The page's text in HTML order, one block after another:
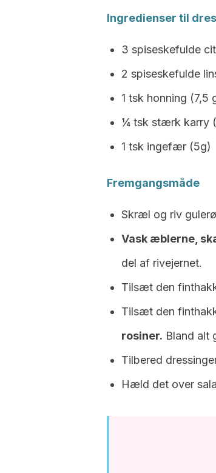
Ingredienser til
3 spiseskefulde
2 spiseskefulde
1 tsk honning (7,5
¼ tsk stærk karry
1 tsk ingefær (5g)
Fremgangsmåde
Skræl og riv
Vask æblerne,
del af rivejernet.
Tilsæt den
Tilsæt den
rosiner. Bland alt
Tilbered
Hæld det over